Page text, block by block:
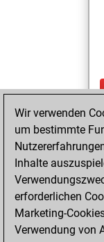
Wir verwenden
um bestimmte
Inhalte
erforderlichen
Marketing-
Verwendung von